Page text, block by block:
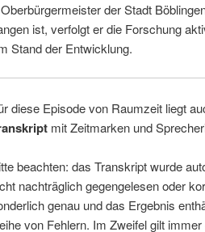
der Stadt
ist, verfolgt er die Forschung
Stand der Entwicklung.
diese Episode von Raumzeit liegt
mit Zeitmarken und
beachten: das Transkript wurde
nachträglich gegengelesen oder
genau und das Ergebnis
von Fehlern. Im Zweifel gilt